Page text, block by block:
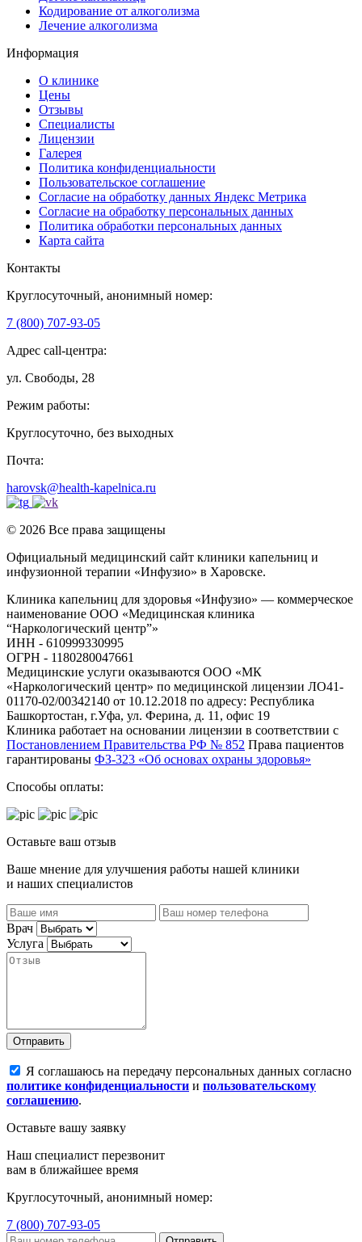
Кодирование от алкоголизма
Лечение алкоголизма
Информация
О клинике
Цены
Отзывы
Специалисты
Лицензии
Галерея
Политика конфиденциальности
Пользовательское соглашение
Согласие на обработку данных Яндекс Метрика
Согласие на обработку персональных данных
Политика обработки персональных данных
Карта сайта
Контакты
Круглосуточный, анонимный номер:
7 (800) 707-93-05
Адрес call-центра:
ул. Свободы, 28
Режим работы:
Круглосуточно, без выходных
Почта:
harovsk@health-kapelnica.ru
© 2026 Все права защищены
Официальный медицинский сайт клиники капельниц и
инфузионной терапии «Инфузио» в Харовске.
Клиника капельниц для здоровья «Инфузио» — коммерческое
наименование ООО «Медицинская клиника
“Наркологический центр”»
ИНН - 610999330995
ОГРН - 1180280047661
Медицинские услуги оказываются ООО «МК
«Наркологический центр» по медицинской лицензии ЛО41-
01170-02/00342140 от 10.12.2018 по адресу: Республика
Башкортостан, г.Уфа, ул. Ферина, д. 11, офис 19
Клиника работает на основании лицензии в соответствии с
Постановлением Правительства РФ № 852 Права пациентов
гарантированы ФЗ-323 «Об основах охраны здоровья»
Способы оплаты:
Оставьте ваш отзыв
Ваше мнение для улучшения работы нашей клиники
и наших специалистов
Врач
Услуга
Отправить
Я соглашаюсь на передачу персональных данных согласно
политике конфиденциальности и пользовательскому
соглашению.
Оставьте вашу заявку
Наш специалист перезвонит
вам в ближайшее время
Круглосуточный, анонимный номер:
7 (800) 707-93-05